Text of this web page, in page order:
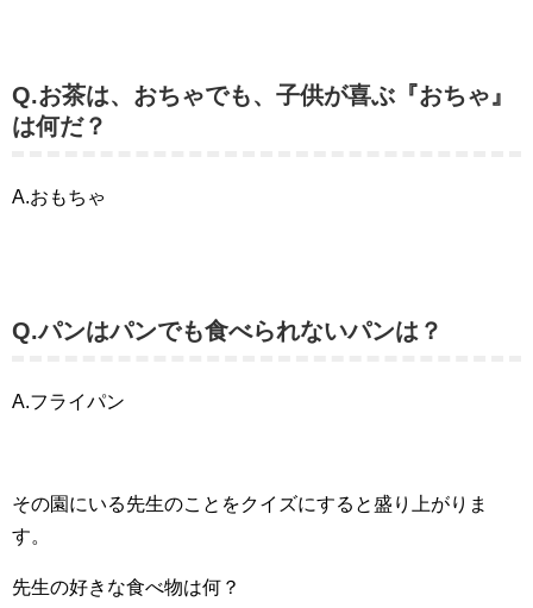
Q.お茶は、おちゃでも、子供が喜ぶ『おちゃ』
は何だ？
A.おもちゃ
Q.パンはパンでも食べられないパンは？
A.フライパン
その園にいる先生のことをクイズにすると盛り上がりま
す。
先生の好きな食べ物は何？